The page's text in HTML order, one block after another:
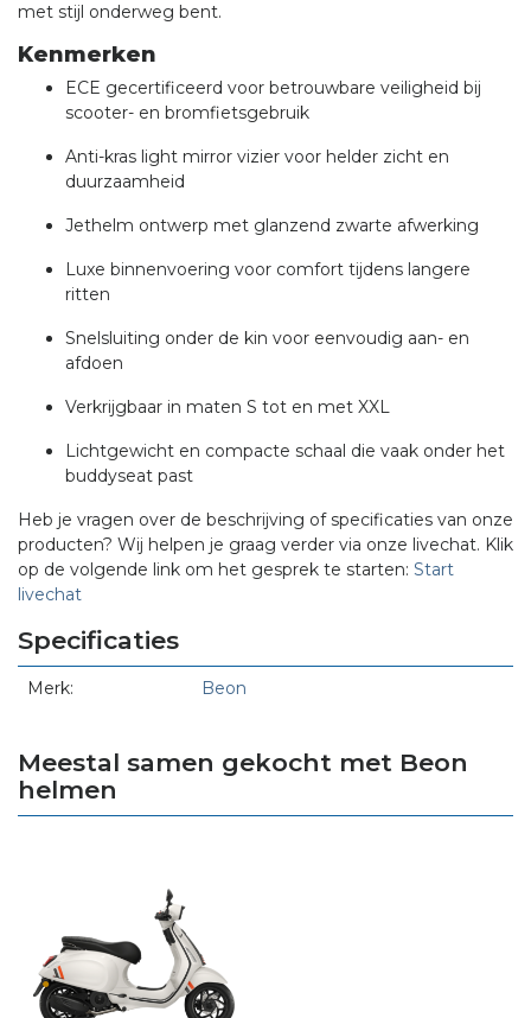
met stijl onderweg bent.
Kenmerken
ECE gecertificeerd voor betrouwbare veiligheid bij
scooter- en bromfietsgebruik
Anti-kras light mirror vizier voor helder zicht en
duurzaamheid
Jethelm ontwerp met glanzend zwarte afwerking
Luxe binnenvoering voor comfort tijdens langere
ritten
Snelsluiting onder de kin voor eenvoudig aan- en
afdoen
Verkrijgbaar in maten S tot en met XXL
Lichtgewicht en compacte schaal die vaak onder het
buddyseat past
Heb je vragen over de beschrijving of specificaties van onze
producten? Wij helpen je graag verder via onze livechat. Klik
op de volgende link om het gesprek te starten: Start
livechat
Specificaties
Merk: Beon
Meestal samen gekocht met Beon
helmen